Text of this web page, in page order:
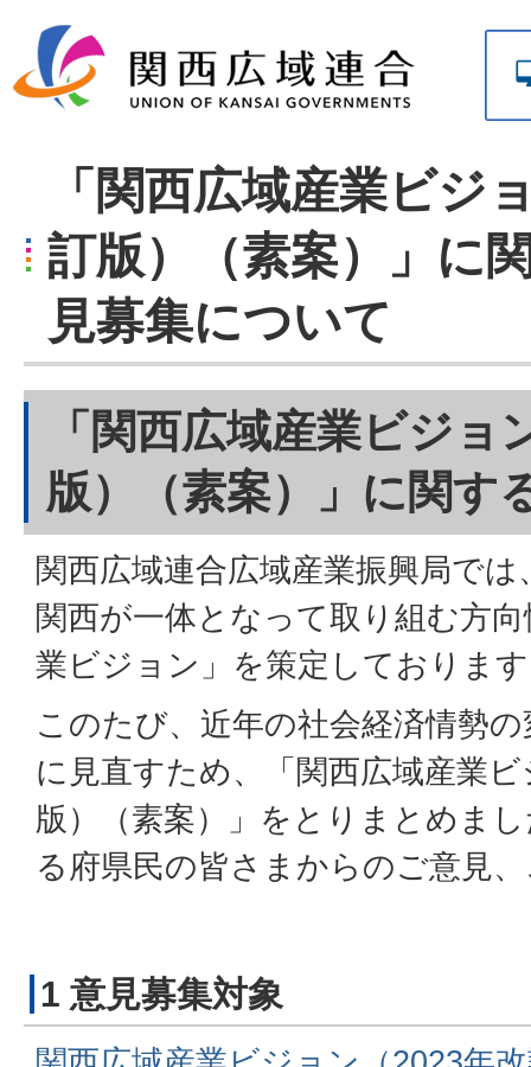
「関西広域産業ビジ
訂版）（素案）」に
見募集について
「関西広域産業ビジョ
版）（素案）」に関す
関西広域連合広域産業振興局では
関西が一体となって取り組む方
業ビジョン」を策定しておりま
このたび、近年の社会経済情勢
に見直すため、「関西広域産業
版）（素案）」をとりまとめま
る府県民の皆さまからのご意見
1 意見募集対象